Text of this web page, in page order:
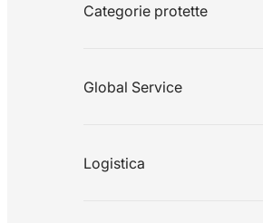
Categorie protette
Global Service
Logistica